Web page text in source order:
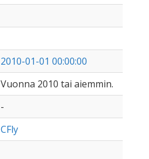
2010-01-01 00:00:00
Vuonna 2010 tai aiemmin.
-
CFly